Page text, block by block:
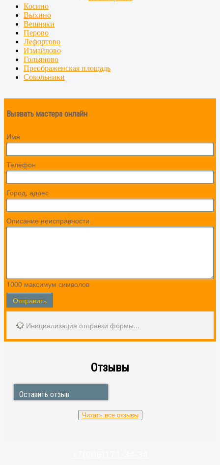
Косино
Выхино
Вешняки
Перово
Лефортово
Измайлово
Гольяново
Преображенская площадь
Сокольники
Вызвать мастера онлайн
Имя
Телефон
Город, адрес
Описание неисправности
1000максимум символов
Отправить
Инициализация отправки формы...
Отзывы
22.07.2025 ЕкатеринаКучино
Оставить отзыв
Читать все отзывы